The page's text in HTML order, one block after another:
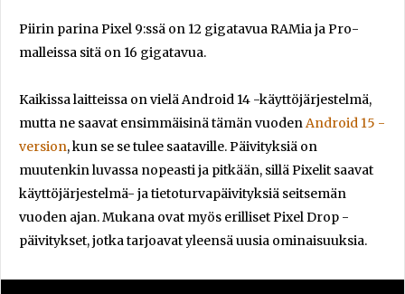
Piirin parina Pixel 9:ssä on 12 gigatavua RAMia ja Pro-
malleissa sitä on 16 gigatavua.
Kaikissa laitteissa on vielä Android 14 -käyttöjärjestelmä,
mutta ne saavat ensimmäisinä tämän vuodenAndroid 15 -
version, kun se se tulee saataville. Päivityksiä on
muutenkin luvassa nopeasti ja pitkään, sillä Pixelit saavat
käyttöjärjestelmä- ja tietoturvapäivityksiä seitsemän
vuoden ajan. Mukana ovat myös erilliset Pixel Drop -
päivitykset, jotka tarjoavat yleensä uusia ominaisuuksia.